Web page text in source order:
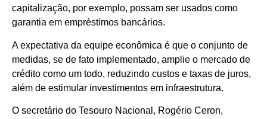
capitalização, por exemplo, possam ser usados como
garantia em empréstimos bancários.
A expectativa da equipe econômica é que o conjunto de
medidas, se de fato implementado, amplie o mercado de
crédito como um todo, reduzindo custos e taxas de juros,
além de estimular investimentos em infraestrutura.
O secretário do Tesouro Nacional, Rogério Ceron,